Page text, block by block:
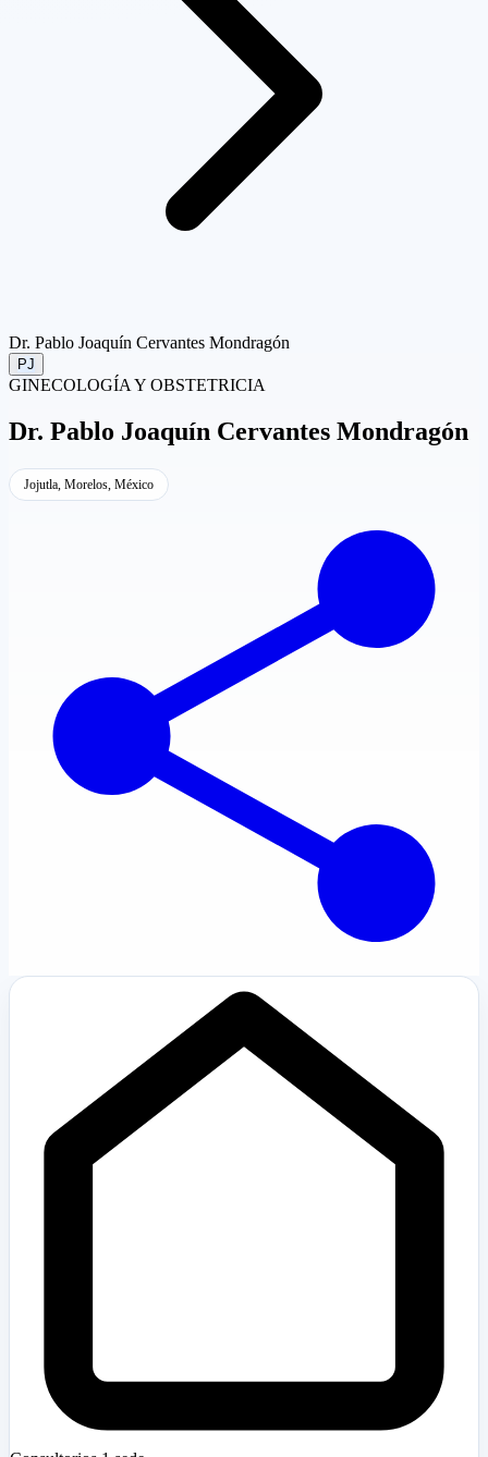
Dr. Pablo Joaquín Cervantes Mondragón
PJ
GINECOLOGÍA Y OBSTETRICIA
Dr. Pablo Joaquín Cervantes Mondragón
Jojutla, Morelos, México